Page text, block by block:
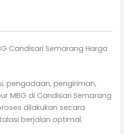
Candisari Semarang Harga
pengadaan, pengiriman,
MBG di Candisari Semarang
dilakukan secara
berjalan optimal.